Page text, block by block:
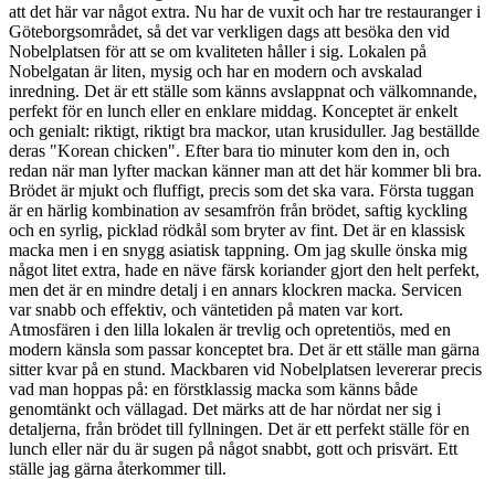
att det här var något extra. Nu har de vuxit och har tre restauranger i
Göteborgsområdet, så det var verkligen dags att besöka den vid
Nobelplatsen för att se om kvaliteten håller i sig. Lokalen på
Nobelgatan är liten, mysig och har en modern och avskalad
inredning. Det är ett ställe som känns avslappnat och välkomnande,
perfekt för en lunch eller en enklare middag. Konceptet är enkelt
och genialt: riktigt, riktigt bra mackor, utan krusiduller. Jag beställde
deras "Korean chicken". Efter bara tio minuter kom den in, och
redan när man lyfter mackan känner man att det här kommer bli bra.
Brödet är mjukt och fluffigt, precis som det ska vara. Första tuggan
är en härlig kombination av sesamfrön från brödet, saftig kyckling
och en syrlig, picklad rödkål som bryter av fint. Det är en klassisk
macka men i en snygg asiatisk tappning. Om jag skulle önska mig
något litet extra, hade en näve färsk koriander gjort den helt perfekt,
men det är en mindre detalj i en annars klockren macka. Servicen
var snabb och effektiv, och väntetiden på maten var kort.
Atmosfären i den lilla lokalen är trevlig och opretentiös, med en
modern känsla som passar konceptet bra. Det är ett ställe man gärna
sitter kvar på en stund. Mackbaren vid Nobelplatsen levererar precis
vad man hoppas på: en förstklassig macka som känns både
genomtänkt och vällagad. Det märks att de har nördat ner sig i
detaljerna, från brödet till fyllningen. Det är ett perfekt ställe för en
lunch eller när du är sugen på något snabbt, gott och prisvärt. Ett
ställe jag gärna återkommer till.